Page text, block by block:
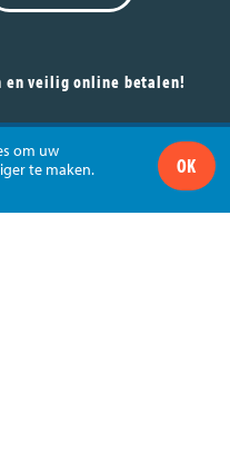
veilig online betalen!
en betaal veilig met
via
om uw
te maken.
OK